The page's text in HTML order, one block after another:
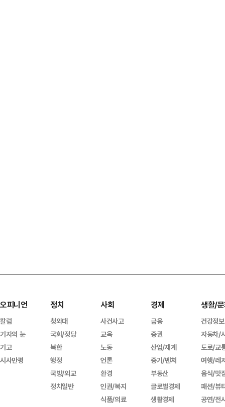
오피니언
칼럼
기자의 눈
기고
시사만평
정치
청와대
국회/정당
북한
행정
국방/외교
정치일반
사회
사건사고
교육
노동
언론
환경
인권/복지
식품/의료
경제
금융
증권
산업/재계
중기/벤처
부동산
글로벌경제
생활경제
생활/
건강정보
자동차/
도로/교
여행/레
음식/맛
패션/뷰
공연/전